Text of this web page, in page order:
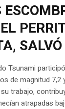
Tsunami
de magnitud 7,2
trabajo,
atrapadas